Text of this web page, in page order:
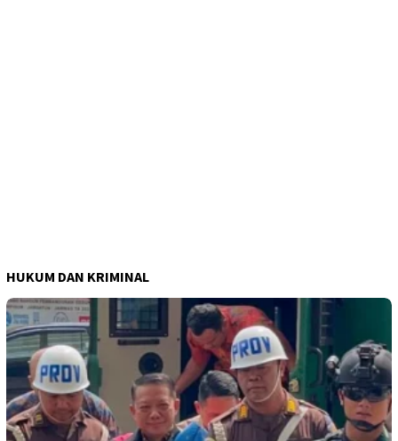
HUKUM DAN KRIMINAL